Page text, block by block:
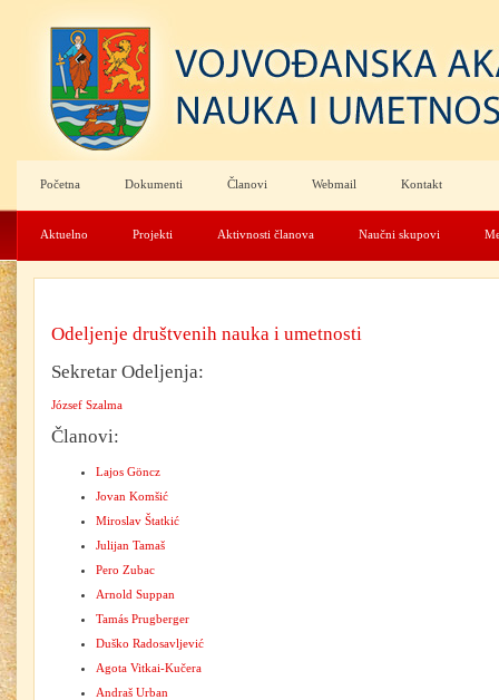
Početna Dokumenti Članovi Webmail Kontakt
Aktuelno Projekti Aktivnosti članova Naučni skupovi
Odeljenje društvenih nauka i umetnosti
Sekretar Odeljenja:
József Szalma
Članovi:
Lajos Göncz
Jovan Komšić
Miroslav Štatkić
Julijan Tamaš
Pero Zubac
Arnold Suppan
Tamás Prugberger
Duško Radosavljević
Agota Vitkai-Kučera
Andraš Urban